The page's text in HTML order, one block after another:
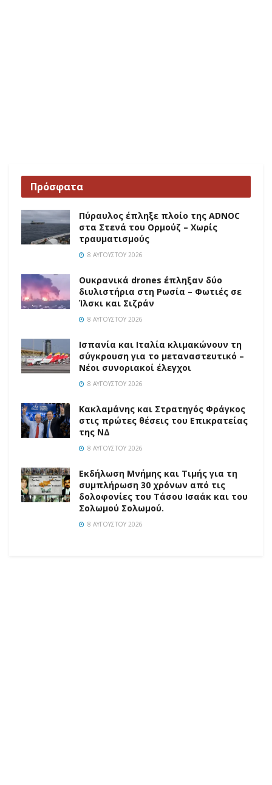
Πρόσφατα
Πύραυλος έπληξε πλοίο της ADNOC
στα Στενά του Ορμούζ – Χωρίς
τραυματισμούς
8 ΑΥΓΟΎΣΤΟΥ 2026
Ουκρανικά drones έπληξαν δύο
διυλιστήρια στη Ρωσία – Φωτιές σε
Ίλσκι και Σιζράν
8 ΑΥΓΟΎΣΤΟΥ 2026
Ισπανία και Ιταλία κλιμακώνουν τη
σύγκρουση για το μεταναστευτικό –
Νέοι συνοριακοί έλεγχοι
8 ΑΥΓΟΎΣΤΟΥ 2026
Κακλαμάνης και Στρατηγός Φράγκος
στις πρώτες θέσεις του Επικρατείας
της ΝΔ
8 ΑΥΓΟΎΣΤΟΥ 2026
Εκδήλωση Μνήμης και Τιμής για τη
συμπλήρωση 30 χρόνων από τις
δολοφονίες του Τάσου Ισαάκ και του
Σολωμού Σολωμού.
8 ΑΥΓΟΎΣΤΟΥ 2026